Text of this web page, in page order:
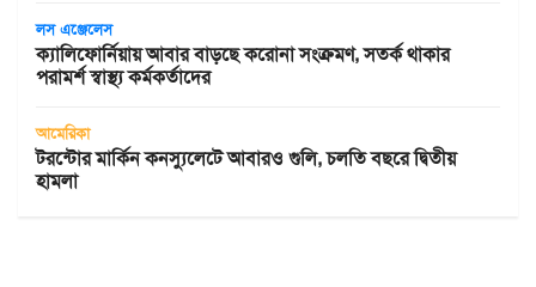
লস এঞ্জেলেস
ক্যালিফোর্নিয়ায় আবার বাড়ছে করোনা সংক্রমণ, সতর্ক থাকার
পরামর্শ স্বাস্থ্য কর্মকর্তাদের
আমেরিকা
টরন্টোর মার্কিন কনস্যুলেটে আবারও গুলি, চলতি বছরে দ্বিতীয়
হামলা